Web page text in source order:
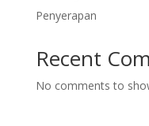
Penyerapan
Recent
No comments to